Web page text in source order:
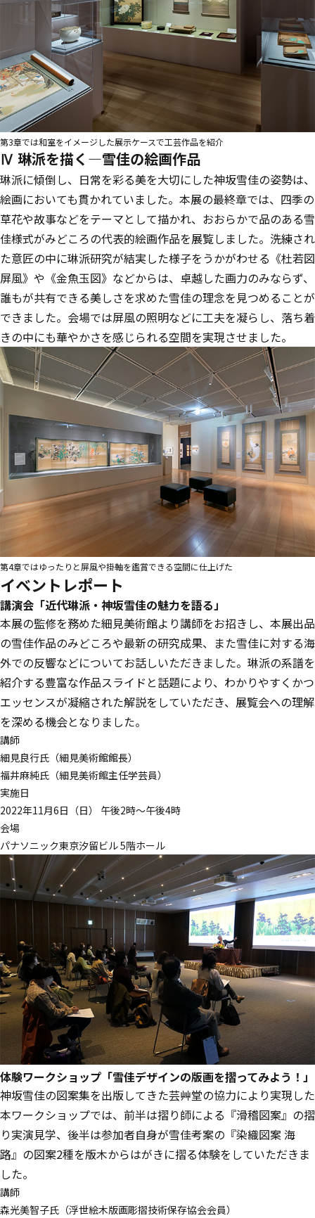
第3章では和室をイメージした展示ケースで工芸作品を紹介
Ⅳ 琳派を描く―雪佳の絵画作品
琳派に傾倒し、日常を彩る美を大切にした神坂雪佳の姿勢は、
絵画においても貫かれていました。本展の最終章では、四季の
草花や故事などをテーマとして描かれ、おおらかで品のある雪
佳様式がみどころの代表的絵画作品を展覧しました。洗練され
た意匠の中に琳派研究が結実した様子をうかがわせる《杜若図
屏風》や《金魚玉図》などからは、卓越した画力のみならず、
誰もが共有できる美しさを求めた雪佳の理念を見つめることが
できました。会場では屏風の照明などに工夫を凝らし、落ち着
きの中にも華やかさを感じられる空間を実現させました。
第4章ではゆったりと屏風や掛軸を鑑賞できる空間に仕上げた
イベントレポート
講演会「近代琳派・神坂雪佳の魅力を語る」
本展の監修を務めた細見美術館より講師をお招きし、本展出品
の雪佳作品のみどころや最新の研究成果、また雪佳に対する海
外での反響などについてお話しいただきました。琳派の系譜を
紹介する豊富な作品スライドと話題により、わかりやすくかつ
エッセンスが凝縮された解説をしていただき、展覧会への理解
を深める機会となりました。
講師
細見良行氏（細見美術館館長）
福井麻純氏（細見美術館主任学芸員）
実施日
2022年11月6日（日） 午後2時～午後4時
会場
パナソニック東京汐留ビル 5階ホール
体験ワークショップ「雪佳デザインの版画を摺ってみよう！」
神坂雪佳の図案集を出版してきた芸艸堂の協力により実現した
本ワークショップでは、前半は摺り師による『滑稽図案』の摺
り実演見学、後半は参加者自身が雪佳考案の『染織図案 海
路』の図案2種を版木からはがきに摺る体験をしていただきま
した。
講師
森光美智子氏（浮世絵木版画彫摺技術保存協会会員）